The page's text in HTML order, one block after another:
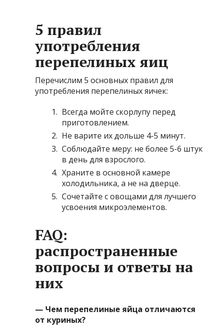
5 правил
употребления
перепелиных яиц
Перечислим 5 основных правил для
употребления перепелиных яичек:
Всегда мойте скорлупу перед
приготовлением.
Не варите их дольше 4-5 минут.
Соблюдайте меру: не более 5-6 штук
в день для взрослого.
Храните в основной камере
холодильника, а не на дверце.
Сочетайте с овощами для лучшего
усвоения микроэлементов.
FAQ:
распространенные
вопросы и ответы на
них
— Чем перепелиные яйца отличаются
от куриных?